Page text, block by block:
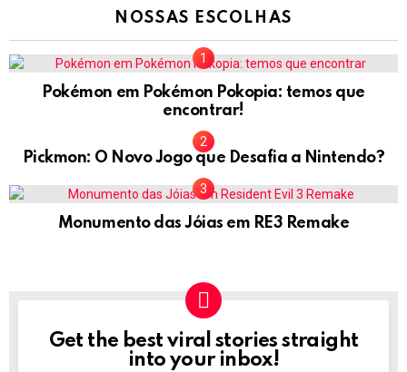
NOSSAS ESCOLHAS
Pokémon em Pokémon Pokopia: temos que
encontrar!
Pickmon: O Novo Jogo que Desafia a Nintendo?
Monumento das Jóias em RE3 Remake
NEWSLETTER
Get the best viral stories straight
into your inbox!